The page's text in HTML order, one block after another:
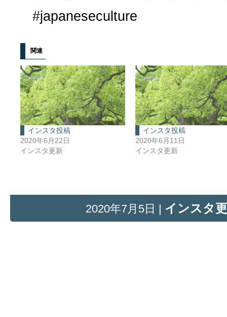
#japaneseculture
関連
インスタ投稿
2020年6月22日
インスタ更新
インスタ投稿
2020年6月11日
インスタ更新
2020年7月5日 | インスタ